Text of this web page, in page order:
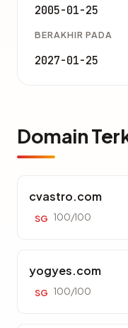
2005-01-25
BERAKHIR PADA
2027-01-25
Domain
cvastro.com
SG 100/100
yogyes.com
SG 100/100